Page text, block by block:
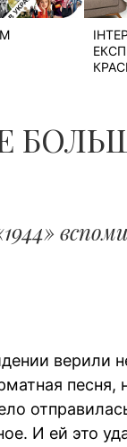
верили
песня,
И ей это